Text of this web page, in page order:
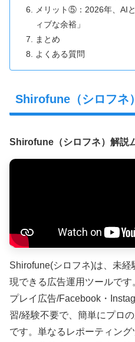
メリット⑤：2026年、AI
ィブな余裕」
まとめ
よくある質問
Shirofune（シロフネ
Shirofune（シロフネ）解説
Shirofune(シロフネ)は、未
現できる広告運用ツールで
プレイ広告/Facebook・
習/経験不要で、簡単にプロ
です。単なるレポーティング